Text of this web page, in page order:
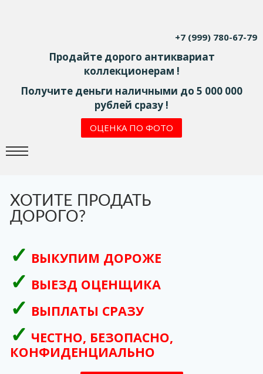
+7 (999) 780-67-79
Продайте дорого антиквариат
коллекционерам !
Получите деньги наличными до 5 000 000
рублей сразу !
ОЦЕНКА ПО ФОТО
ХОТИТЕ ПРОДАТЬ
ДОРОГО?
ВЫКУПИМ ДОРОЖЕ
ВЫЕЗД ОЦЕНЩИКА
ВЫПЛАТЫ СРАЗУ
ЧЕСТНО, БЕЗОПАСНО,
КОНФИДЕНЦИАЛЬНО